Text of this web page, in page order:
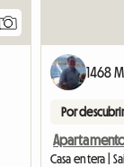
1468
Por descubrir
Casa entera |